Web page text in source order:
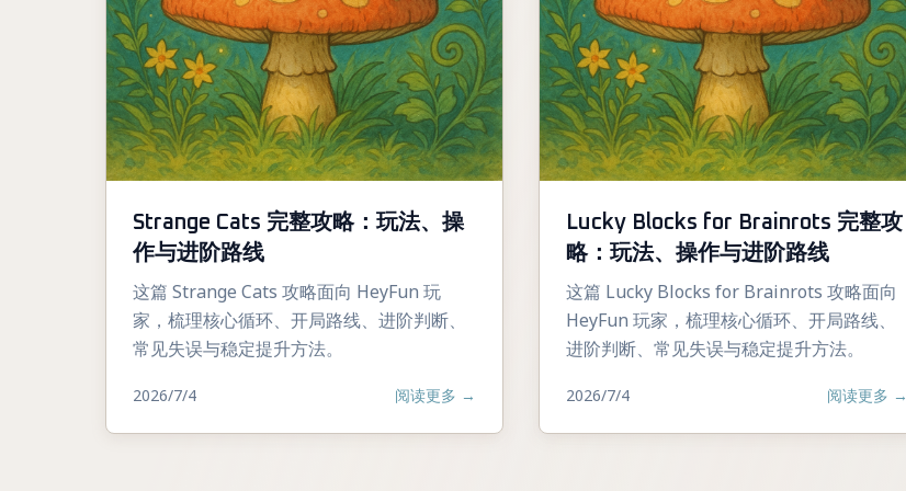
Strange Cats 完整攻略：玩法、操
作与进阶路线
这篇 Strange Cats 攻略面向 HeyFun 玩
家，梳理核心循环、开局路线、进阶判断、
常见失误与稳定提升方法。
2026/7/4 阅读更多 →
Lucky Blocks for Brainrots 完整攻
略：玩法、操作与进阶路线
这篇 Lucky Blocks for Brainrots 攻略面向
HeyFun 玩家，梳理核心循环、开局路线、
进阶判断、常见失误与稳定提升方法。
2026/7/4 阅读更多 →